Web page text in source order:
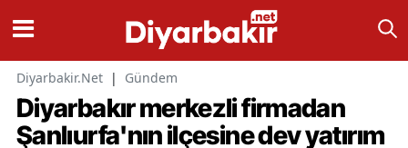
Diyarbakir.Net | Gündem
Diyarbakır merkezli firmadan
Şanlıurfa'nın ilçesine dev yatırım